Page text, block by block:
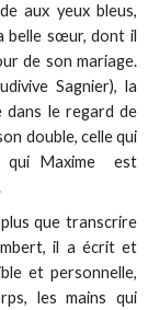
aux yeux bleus,
belle sœur, dont il
de son mariage.
Sagnier), la
dans le regard de
double, celle qui
qui Maxime est
que transcrire
il a écrit et
et personnelle,
les mains qui